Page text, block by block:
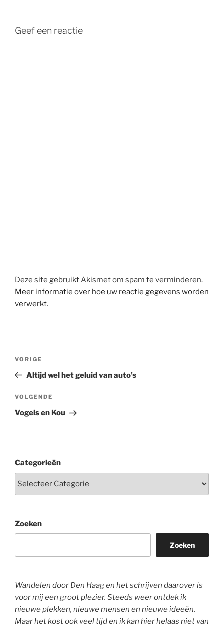
Geef een reactie
Deze site gebruikt Akismet om spam te verminderen.
Meer informatie over hoe uw reactie gegevens worden
verwerkt.
Vorig
bericht
VORIGE
Altijd wel het geluid van auto’s
Volgend
bericht
VOLGENDE
Vogels en Kou
Categorieën
Zoeken
Zoeken
Wandelen door Den Haag en het schrijven daarover is
voor mij een groot plezier. Steeds weer ontdek ik
nieuwe plekken, nieuwe mensen en nieuwe ideeën.
Maar het kost ook veel tijd en ik kan hier helaas niet van